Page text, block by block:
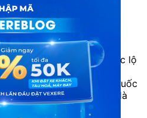
Ông Bố Đồng Xoài (Quốc lộ
14) TP Buôn Ma Thuột
Long Kon Tum (Dọc Quốc
tránh TP Huế Đông Hà